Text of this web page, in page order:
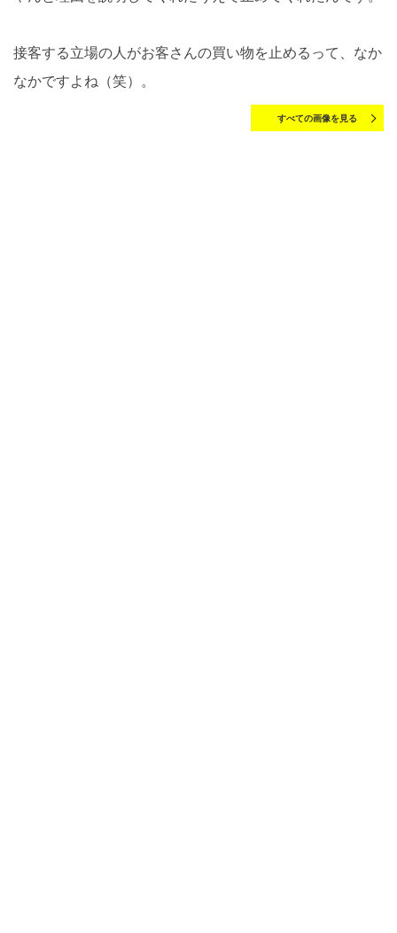
接客する立場の人がお客さんの買い物を止めるって、なか
なかですよね（笑）。
すべての画像を見る